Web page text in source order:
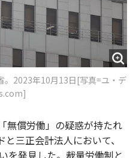
。2023年10月13日[写真=ユ・デ
無償労働」の疑惑が持たれ
三正会計法人において、
を発見した。裁量労働制と